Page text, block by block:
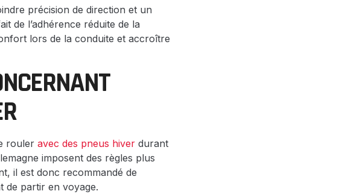
précision de direction et un
de l’adhérence réduite de la
lors de la conduite et accroître
rouler avec des pneus hiver durant
imposent des règles plus
il est donc recommandé de
de partir en voyage.